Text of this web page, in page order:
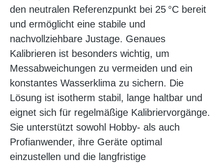
den neutralen Referenzpunkt bei 25 °C bereit
und ermöglicht eine stabile und
nachvollziehbare Justage. Genaues
Kalibrieren ist besonders wichtig, um
Messabweichungen zu vermeiden und ein
konstantes Wasserklima zu sichern. Die
Lösung ist isotherm stabil, lange haltbar und
eignet sich für regelmäßige Kalibriervorgänge.
Sie unterstützt sowohl Hobby- als auch
Profianwender, ihre Geräte optimal
einzustellen und die langfristige